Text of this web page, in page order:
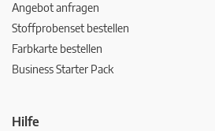
Angebot anfragen
Stoffprobenset bestellen
Farbkarte bestellen
Business Starter Pack
Hilfe